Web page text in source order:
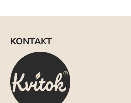
KONTAKT